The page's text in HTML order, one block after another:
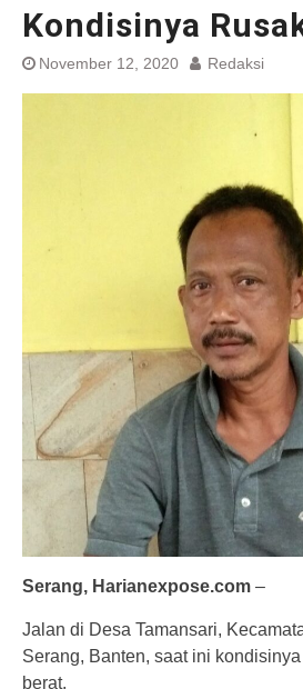
Kondisinya
November 12, 2020 Redaksi
Serang, Harianexpose.com –
Jalan di Desa Tamansari,
Serang, Banten, saat ini
berat.